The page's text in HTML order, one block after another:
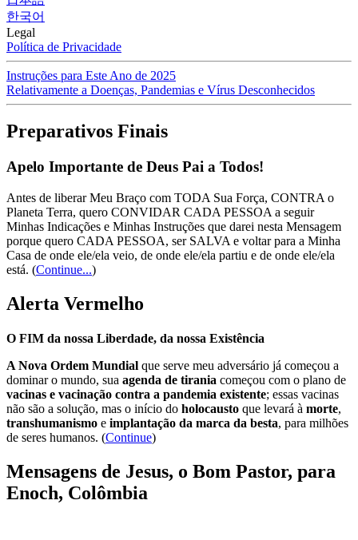
한국어
Legal
Política de Privacidade
Instruções para Este Ano de 2025
Relativamente a Doenças, Pandemias e Vírus Desconhecidos
Preparativos Finais
Apelo Importante de Deus Pai a Todos!
Antes de liberar Meu Braço com TODA Sua Força, CONTRA o
Planeta Terra, quero CONVIDAR CADA PESSOA a seguir
Minhas Indicações e Minhas Instruções que darei nesta Mensagem
porque quero CADA PESSOA, ser SALVA e voltar para a Minha
Casa de onde ele/ela veio, de onde ele/ela partiu e de onde ele/ela
está. (Continue...)
Alerta Vermelho
O FIM da nossa Liberdade, da nossa Existência
A Nova Ordem Mundial que serve meu adversário já começou a
dominar o mundo, sua agenda de tirania começou com o plano de
vacinas e vacinação contra a pandemia existente; essas vacinas
não são a solução, mas o início do holocausto que levará à morte,
transhumanismo e implantação da marca da besta, para milhões
de seres humanos. (Continue)
Mensagens de Jesus, o Bom Pastor, para
Enoch, Colômbia